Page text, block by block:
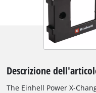
Descrizione
The Einhell Power X-